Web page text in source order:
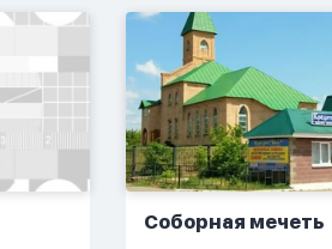
Соборная мечеть